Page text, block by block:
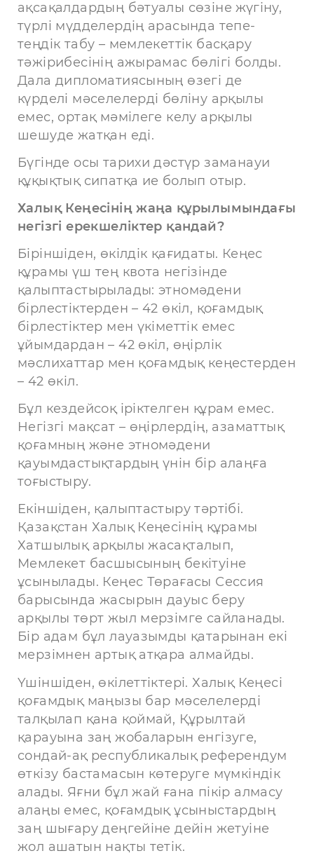
ақсақалдардың бәтуалы сөзіне жүгіну,
түрлі мүдделердің арасында тепе-
теңдік табу – мемлекеттік басқару
тәжірибесінің ажырамас бөлігі болды.
Дала дипломатиясының өзегі де
күрделі мәселелерді бөліну арқылы
емес, ортақ мәмілеге келу арқылы
шешуде жатқан еді.
Бүгінде осы тарихи дәстүр заманауи
құқықтық сипатқа ие болып отыр.
Халық Кеңесінің жаңа құрылымындағы
негізгі ерекшеліктер қандай?
Біріншіден, өкілдік қағидаты. Кеңес
құрамы үш тең квота негізінде
қалыптастырылады: этномәдени
бірлестіктерден – 42 өкіл, қоғамдық
бірлестіктер мен үкіметтік емес
ұйымдардан – 42 өкіл, өңірлік
мәслихаттар мен қоғамдық кеңестерден
– 42 өкіл.
Бұл кездейсоқ іріктелген құрам емес.
Негізгі мақсат – өңірлердің, азаматтық
қоғамның және этномәдени
қауымдастықтардың үнін бір алаңға
тоғыстыру.
Екіншіден, қалыптастыру тәртібі.
Қазақстан Халық Кеңесінің құрамы
Хатшылық арқылы жасақталып,
Мемлекет басшысының бекітуіне
ұсынылады. Кеңес Төрағасы Сессия
барысында жасырын дауыс беру
арқылы төрт жыл мерзімге сайланады.
Бір адам бұл лауазымды қатарынан екі
мерзімнен артық атқара алмайды.
Үшіншіден, өкілеттіктері. Халық Кеңесі
қоғамдық маңызы бар мәселелерді
талқылап қана қоймай, Құрылтай
қарауына заң жобаларын енгізуге,
сондай-ақ республикалық референдум
өткізу бастамасын көтеруге мүмкіндік
алады. Яғни бұл жай ғана пікір алмасу
алаңы емес, қоғамдық ұсыныстардың
заң шығару деңгейіне дейін жетуіне
жол ашатын нақты тетік.